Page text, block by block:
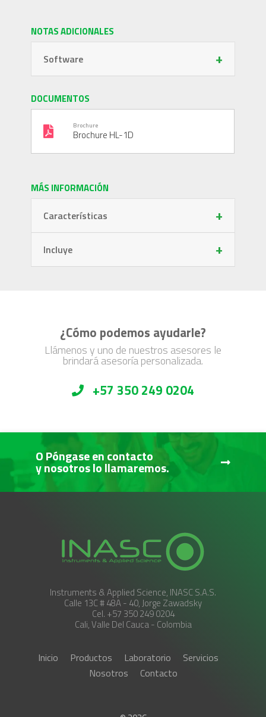
NOTAS ADICIONALES
Software +
DOCUMENTOS
Brochure
Brochure HL-1D
MÁS INFORMACIÓN
Características +
Incluye +
¿Cómo podemos ayudarle?
Llámenos y uno de nuestros asesores le
brindará asesoría personalizada.
+57 350 249 0204
O Póngase en contacto
y nosotros lo llamaremos.
Instruments & Applied Science, INASC S.A.S.
Calle 13C # 48A - 40, Jorge Zawadsky
Cel. +57 350 249 0204
Cali, Valle Del Cauca - Colombia
Inicio Productos Laboratorio
Servicios
Nosotros
Contacto